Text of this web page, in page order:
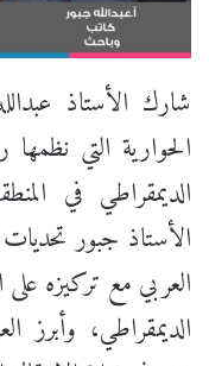
شارك الأستاذ
الحوارية التي
الديمقراطي في
الأستاذ جبور تحديات
العربي مع تركيزه على
الديمقراطي، وأبرز